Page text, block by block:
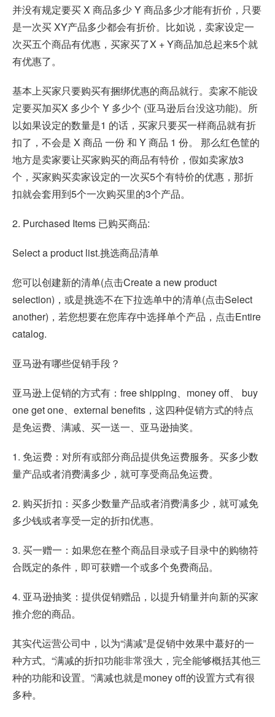
并没有规定要买 X 商品多少 Y 商品多少才能有折价，只要
是一次买 XY产品多少都会有折价。比如说，卖家设定一
次买五个商品有优惠，买家买了X + Y商品加总起来5个就
有优惠了。
基本上买家只要购买有捆绑优惠的商品就行。卖家不能设
定要买加买X 多少个 Y 多少个 (亚马逊后台没这功能)。所
以如果设定的数量是1 的话，买家只要买一样商品就有折
扣了，不会是 X 商品 一份 和 Y 商品 1 份。 那么红色筐的
地方是卖家要让买家购买的商品有特价，假如卖家放3
个，买家购买卖家设定的一次买5个有特价的优惠，那折
扣就会套用到5个一次购买里的3个产品。
2. Purchased Items 已购买商品:
Select a product list.挑选商品清单
您可以创建新的清单(点击Create a new product
selection)，或是挑选不在下拉选单中的清单(点击Select
another)，若您想要在您库存中选择单个产品，点击Entire
catalog.
亚马逊有哪些促销手段？
亚马逊上促销的方式有：free shipping、money off、 buy
one get one、external benefits，这四种促销方式的特点
是免运费、满减、买一送一、亚马逊抽奖。
1. 免运费：对所有或部分商品提供免运费服务。买多少数
量产品或者消费满多少，就可享受商品免运费。
2. 购买折扣：买多少数量产品或者消费满多少，就可减免
多少钱或者享受一定的折扣优惠。
3. 买一赠一：如果您在整个商品目录或子目录中的购物符
合既定的条件，即可获赠一个或多个免费商品。
4. 亚马逊抽奖：提供促销赠品，以提升销量并向新的买家
推介您的商品。
其实代运营公司中，以为“满减”是促销中效果中蕞好的一
种方式。“满减的折扣功能非常强大，完全能够概括其他三
种的功能和设置。”满减也就是money off的设置方式有很
多种。